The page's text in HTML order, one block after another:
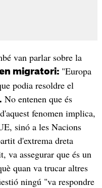
van parlar sobre la
migratori: "Europa
podia resoldre el
No entenen que és
fenomen implica,
sinó a les Nacions
d'extrema dreta
va assegurar que és un
quan va trucar altres
ningú "va respondre